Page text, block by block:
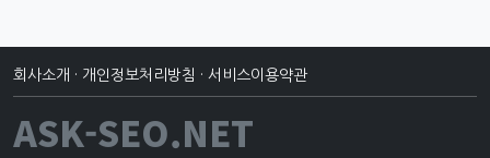
회사소개 · 개인정보처리방침 · 서비스이용약관
ASK-SEO.NET